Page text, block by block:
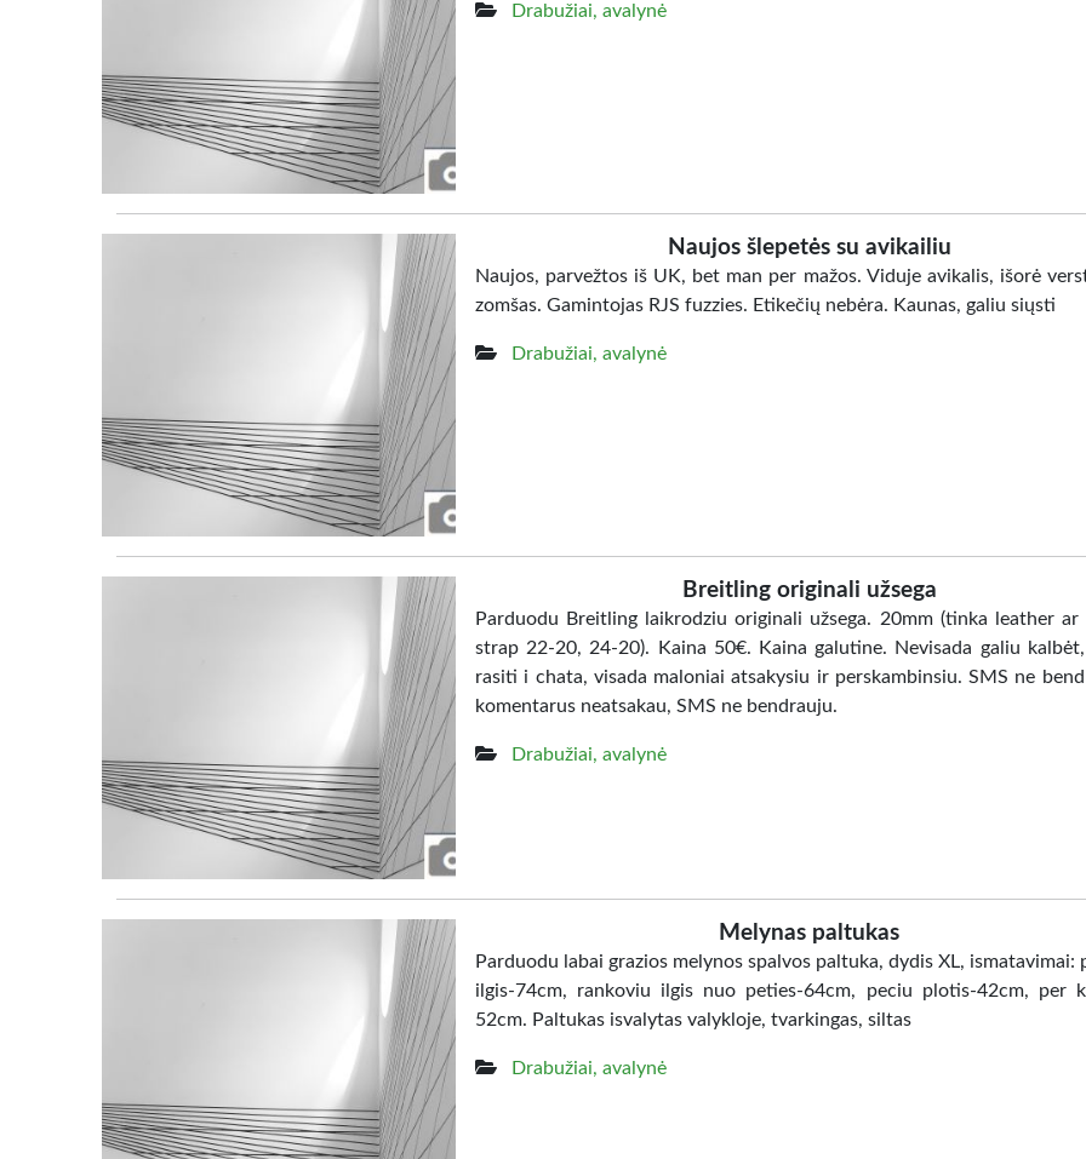
Drabužiai, avalynė
Naujos šlepetės su avikailiu
Naujos, parvežtos iš UK, bet man per mažos. Viduje avikalis, išorė
zomšas. Gamintojas RJS fuzzies. Etikečių nebėra. Kaunas, galiu siųsti
Drabužiai, avalynė
Breitling originali užsega
Parduodu Breitling laikrodziu originali užsega. 20mm (tinka leather ar
strap 22-20, 24-20). Kaina 50€. Kaina galutine. Nevisada galiu
rasiti i chata, visada maloniai atsakysiu ir perskambinsiu. SMS ne
komentarus neatsakau, SMS ne bendrauju.
Drabužiai, avalynė
Melynas paltukas
Parduodu labai grazios melynos spalvos paltuka, dydis XL, ismatavimai:
ilgis-74cm, rankoviu ilgis nuo peties-64cm, peciu plotis-42cm, per
52cm. Paltukas isvalytas valykloje, tvarkingas, siltas
Drabužiai, avalynė